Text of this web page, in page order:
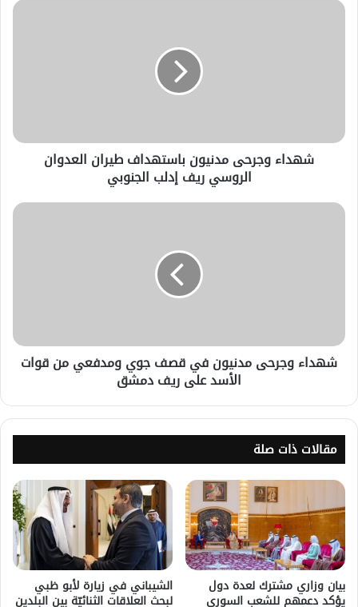
شهداء وجرحى مدنيون باستهداف طيران العدوان
الروسي ريف إدلب الجنوبي
شهداء وجرحى مدنيون في قصف جوي ومدفعي من قوات
الأسد على ريف دمشق
مقالات ذات صلة
بيان وزاري مشترك لعدة دول
يؤكد دعمهم للشعب السوري
الشيباني في زيارة لأبو ظبي
لبحث العلاقات الثنائيّة بين البلدين